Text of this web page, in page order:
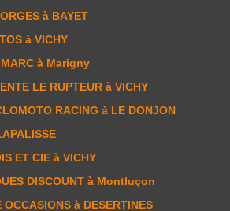
à BAYET
à VICHY
à Marigny
LE RUPTEUR à VICHY
RACING à LE DONJON
ET CIE à VICHY
DISCOUNT à Montluçon
OCCASIONS à DESERTINES